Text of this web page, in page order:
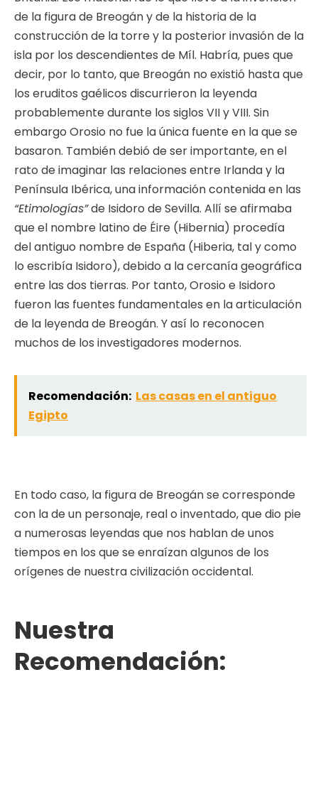
de la figura de Breogán y de la historia de la
construcción de la torre y la posterior invasión de la
isla por los descendientes de Míl. Habría, pues que
decir, por lo tanto, que Breogán no existió hasta que
los eruditos gaélicos discurrieron la leyenda
probablemente durante los siglos VII y VIII. Sin
embargo Orosio no fue la única fuente en la que se
basaron. También debió de ser importante, en el
rato de imaginar las relaciones entre Irlanda y la
Península Ibérica, una información contenida en las
“Etimologías”de Isidoro de Sevilla. Allí se afirmaba
que el nombre latino de Éire (Hibernia) procedía
del antiguo nombre de España (Hiberia, tal y como
lo escribía Isidoro), debido a la cercanía geográfica
entre las dos tierras. Por tanto, Orosio e Isidoro
fueron las fuentes fundamentales en la articulación
de la leyenda de Breogán. Y así lo reconocen
muchos de los investigadores modernos.
Recomendación: Las casas en el antiguo
Egipto
En todo caso, la figura de Breogán se corresponde
con la de un personaje, real o inventado, que dio pie
a numerosas leyendas que nos hablan de unos
tiempos en los que se enraízan algunos de los
orígenes de nuestra civilización occidental.
Nuestra
Recomendación: